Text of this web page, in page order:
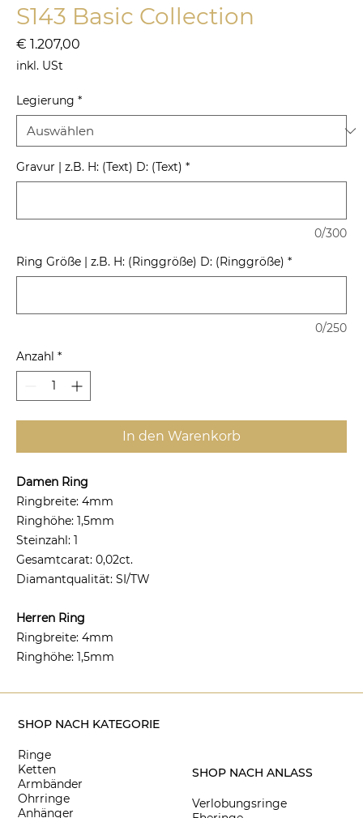
S143 Basic Collection
€ 1.207,00
inkl. USt
Legierung *
Gravur | z.B. H: (Text) D: (Text) *
0/300
Ring Größe | z.B. H: (Ringgröße) D: (Ringgröße) *
0/250
Anzahl *
In den Warenkorb
Damen Ring
Ringbreite: 4mm
Ringhöhe: 1,5mm
Steinzahl: 1
Gesamtcarat: 0,02ct.
Diamantqualität: SI/TW
Herren Ring
Ringbreite: 4mm
Ringhöhe: 1,5mm
SHOP NACH KATEGORIE
Ringe
Ketten
Armbänder
Ohrringe
Anhänger
SHOP NACH ANLASS
Verlobungsringe